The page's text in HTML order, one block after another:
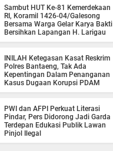
Sambut HUT Ke-81 Kemerdekaan
RI, Koramil 1426-04/Galesong
Bersama Warga Gelar Karya Bakti
Bersihkan Lapangan H. Larigau
INILAH Ketegasan Kasat Reskrim
Polres Bantaeng, Tak Ada
Kepentingan Dalam Penanganan
Kasus Dugaan Korupsi PDAM
PWI dan AFPI Perkuat Literasi
Pindar, Pers Didorong Jadi Garda
Terdepan Edukasi Publik Lawan
Pinjol Ilegal